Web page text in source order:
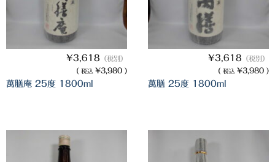
白玉醸造
甲斐商店
¥3,618 （税別）
( 税込 ¥3,980 )
萬膳庵 25度 1800ml
¥3,618 （税別）
( 税込 ¥3,980 )
萬膳 25度 1800ml